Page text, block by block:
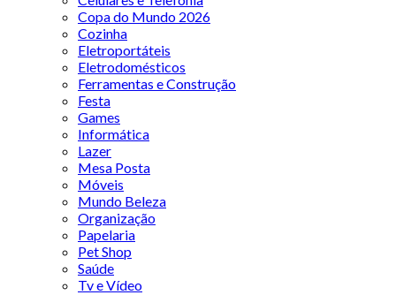
Copa do Mundo 2026
Cozinha
Eletroportáteis
Eletrodomésticos
Ferramentas e Construção
Festa
Games
Informática
Lazer
Mesa Posta
Móveis
Mundo Beleza
Organização
Papelaria
Pet Shop
Saúde
Tv e Vídeo